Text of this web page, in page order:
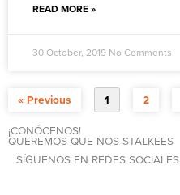
READ MORE »
30 October, 2019 No Comments
« Previous 1 2
¡CONÓCENOS!
QUEREMOS QUE NOS STALKEES
SÍGUENOS EN REDES SOCIALES